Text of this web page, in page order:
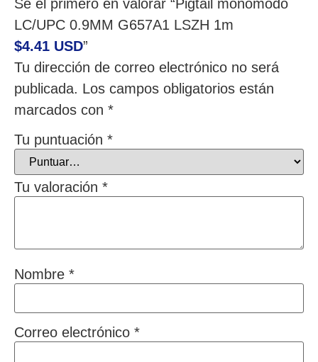
Sé el primero en valorar “Pigtail monomodo
LC/UPC 0.9MM G657A1 LSZH 1m
$4.41 USD”
Tu dirección de correo electrónico no será
publicada. Los campos obligatorios están
marcados con *
Tu puntuación *
Tu valoración *
Nombre *
Correo electrónico *